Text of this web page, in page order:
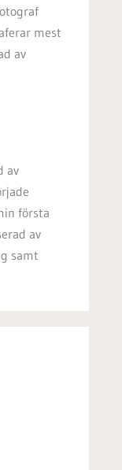
mest
av
av
första
av
samt